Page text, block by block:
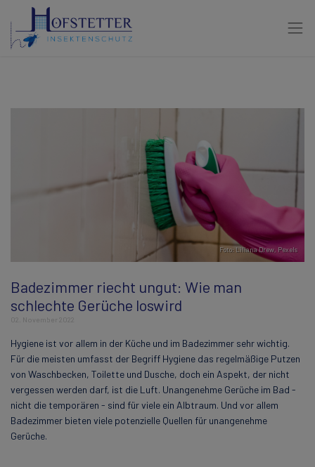
Foto: Liliana Drew, Pexels
Badezimmer riecht ungut: Wie man
schlechte Gerüche loswird
02. November 2022
Hygiene ist vor allem in der Küche und im Badezimmer sehr wichtig.
Für die meisten umfasst der Begriff Hygiene das regelmäßige Putzen
von Waschbecken, Toilette und Dusche, doch ein Aspekt, der nicht
vergessen werden darf, ist die Luft. Unangenehme Gerüche im Bad -
nicht die temporären - sind für viele ein Albtraum. Und vor allem
Badezimmer bieten viele potenzielle Quellen für unangenehme
Gerüche.